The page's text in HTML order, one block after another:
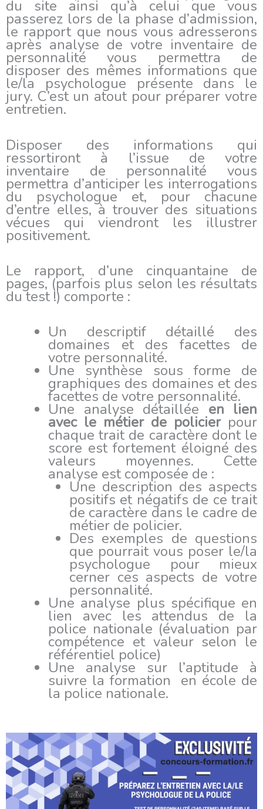
du site ainsi qu’à celui que vous
passerez lors de la phase d’admission,
le rapport que nous vous adresserons
après analyse de votre inventaire de
personnalité vous permettra de
disposer des mêmes informations que
le/la psychologue présente dans le
jury. C’est un atout pour préparer votre
entretien.
Disposer des informations qui
ressortiront à l’issue de votre
inventaire de personnalité vous
permettra d’anticiper les interrogations
du psychologue et, pour chacune
d’entre elles, à trouver des situations
vécues qui viendront les illustrer
positivement.
Le rapport, d’une cinquantaine de
pages, (parfois plus selon les résultats
du test !) comporte :
Un descriptif détaillé des
domaines et des facettes de
votre personnalité.
Une synthèse sous forme de
graphiques des domaines et des
facettes de votre personnalité.
Une analyse détaillée en lien
avec le métier de policier pour
chaque trait de caractère dont le
score est fortement éloigné des
valeurs moyennes. Cette
analyse est composée de :
Une description des aspects
positifs et négatifs de ce trait
de caractère dans le cadre de
métier de policier.
Des exemples de questions
que pourrait vous poser le/la
psychologue pour mieux
cerner ces aspects de votre
personnalité.
Une analyse plus spécifique en
lien avec les attendus de la
police nationale (évaluation par
compétence et valeur selon le
référentiel police)
Une analyse sur l’aptitude à
suivre la formation en école de
la police nationale.